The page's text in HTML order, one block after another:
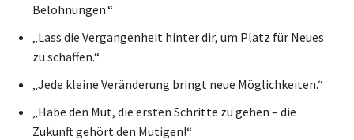
Belohnungen.“
„Lass die Vergangenheit hinter dir, um Platz für Neues
zu schaffen.“
„Jede kleine Veränderung bringt neue Möglichkeiten.“
„Habe den Mut, die ersten Schritte zu gehen – die
Zukunft gehört den Mutigen!“